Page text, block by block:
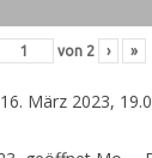
von 2 › »
März 2023,